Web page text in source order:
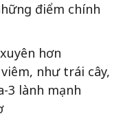
điểm chính
hơn
như trái cây,
3 lành mạnh